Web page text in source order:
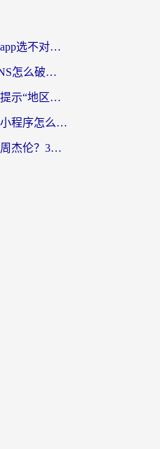
海外看国内电视剧的app选不对？这份回国加速器避坑指南帮你流畅追剧
喜马拉雅地区限制DNS怎么破？海外党听国内音乐听书的终极解决方案
在海外听喜马拉雅总提示“地区限制”？3步轻松解除+听国内音乐全攻略
在国外登录不了国内小程序怎么办？选对回国加速器，轻松解锁国内资源
在美国怎么用酷我听周杰伦？3步搞定海外听歌难题